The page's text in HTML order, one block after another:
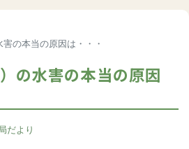
の本当の原因は・・・
の水害の本当の原因
だより